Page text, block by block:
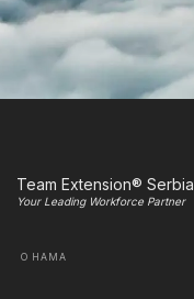
Team Extension® Serbia
Your Leading Workforce Partner
О НАМА